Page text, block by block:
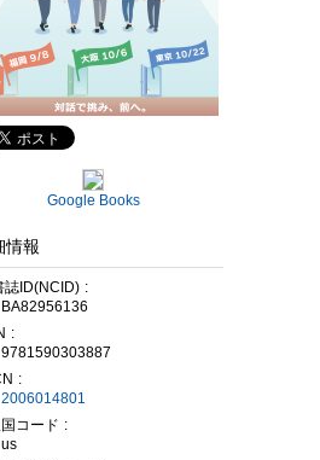
Google Books
情報
誌ID(NCID)
BA82956136
9781590303887
2006014801
コード
us